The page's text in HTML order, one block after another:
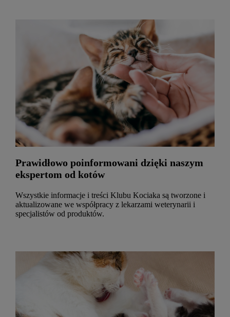
Prawidłowo poinformowani dzięki naszym
ekspertom od kotów
Wszystkie informacje i treści Klubu Kociaka są tworzone i
aktualizowane we współpracy z lekarzami weterynarii i
specjalistów od produktów.